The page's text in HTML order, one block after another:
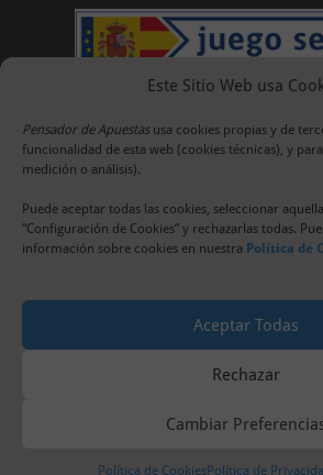
Este Sitio Web usa
Pensador de Apuestas usa cookies propias y de
funcionalidad de esta web (cookies técnicas), y
medición o análisis).
Puede aceptar todas las cookies, seleccionar
“Configuración de Cookies” y rechazarlas todas.
información sobre cookies en nuestra Política de
Aceptar Todas
Rechazar
Cambiar
Política de CookiesPolítica de